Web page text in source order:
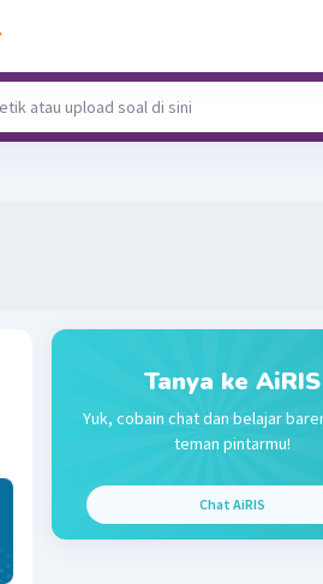
Tanya ke AiRIS
Yuk, cobain chat dan belajar
teman pintarmu!
Chat AiRIS